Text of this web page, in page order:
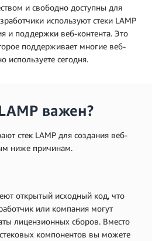
и свободно доступны для
используют стеки LAMP
и поддержки веб-контента. Это
поддерживает многие веб-
используете сегодня.
важен?
стек LAMP для создания веб-
ниже причинам.
открытый исходный код, что
или компания могут
лицензионных сборов. Вместо
компонентов вы можете